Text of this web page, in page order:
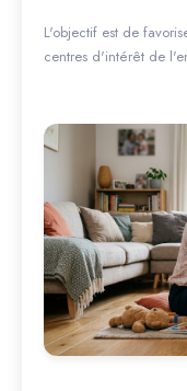
L'objectif est de
centres d'intérêt de